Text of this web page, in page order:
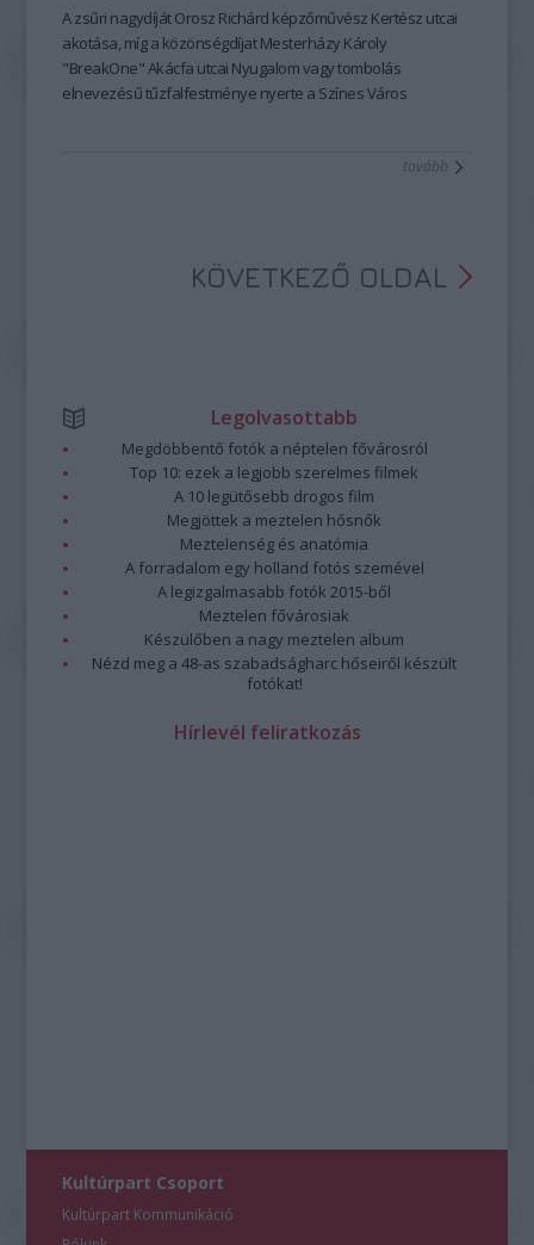
A zsűri nagydíjátOrosz Richárd képzőművész Kertész utcai
akotása, míg a közönségdíjatMesterházy Károly
"BreakOne" Akácfa utcai Nyugalom vagy tombolás
elnevezésűtűzfalfestménye nyerte a Színes Város
tovább
KÖVETKEZŐ OLDAL
Legolvasottabb
Megdöbbentő fotók a néptelen fővárosról
Top 10: ezek a legjobb szerelmes filmek
A 10 legütősebb drogos film
Megjöttek a meztelen hősnők
Meztelenség és anatómia
A forradalom egy holland fotós szemével
A legizgalmasabb fotók 2015-ből
Meztelen fővárosiak
Készülőben a nagy meztelen album
Nézd meg a 48-as szabadságharc hőseiről készült
fotókat!
Hírlevél feliratkozás
Kultúrpart Csoport
Kultúrpart Kommunikáció